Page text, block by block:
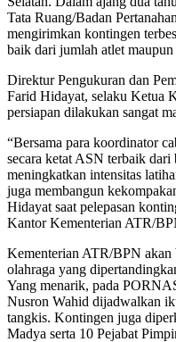
Tata Ruang/Badan
mengirimkan kontingen
baik dari jumlah atlet
Direktur Pengukuran dan
Farid Hidayat, selaku Ketua
persiapan dilakukan sangat
“Bersama para koordinator
secara ketat ASN terbaik dari
meningkatkan intensitas
juga membangun
Hidayat saat pelepasan
Kantor Kementerian ATR/
Kementerian ATR/BPN akan
olahraga yang
Yang menarik, pada
Nusron Wahid dijadwalkan
tangkis. Kontingen juga
Madya serta 10 Pejabat